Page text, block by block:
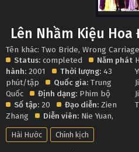
Lên Nhầm Kiệu
Tên khác: Two Bride, Wrong Carriage
Status: completed
Năm phát
hành: 2001 Thời lượng: 43
phút/tập
Quốc gia: Trung
Quốc
Định dạng: Phim bộ
Số tập: 20 Đạo diễn: Zien
Zhang
Diễn viên: Nie Yuan,
Hài Hước Chính kịch